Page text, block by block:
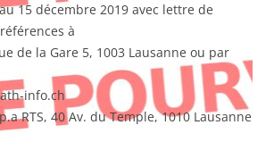
15 décembre 2019 avec lettre de
à
de la Gare 5, 1003 Lausanne ou par
info.ch
RTS, 40 Av. du Temple, 1010 Lausanne